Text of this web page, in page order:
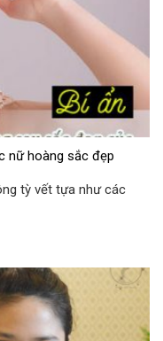
nữ hoàng sắc đẹp
tỳ vết tựa như các